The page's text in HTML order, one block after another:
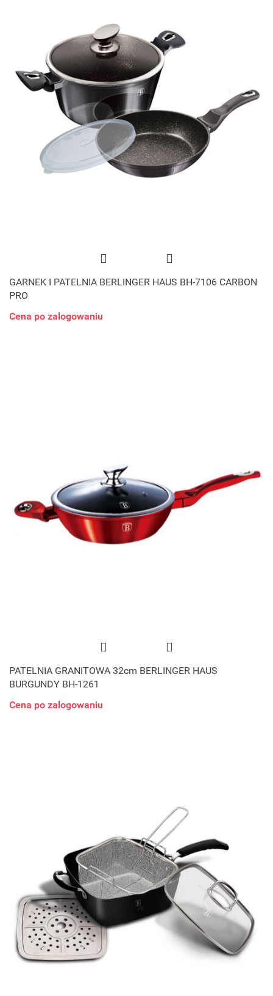
GARNEK I PATELNIA BERLINGER HAUS BH-7106 CARBON
PRO
Cena po zalogowaniu
PATELNIA GRANITOWA 32cm BERLINGER HAUS
BURGUNDY BH-1261
Cena po zalogowaniu